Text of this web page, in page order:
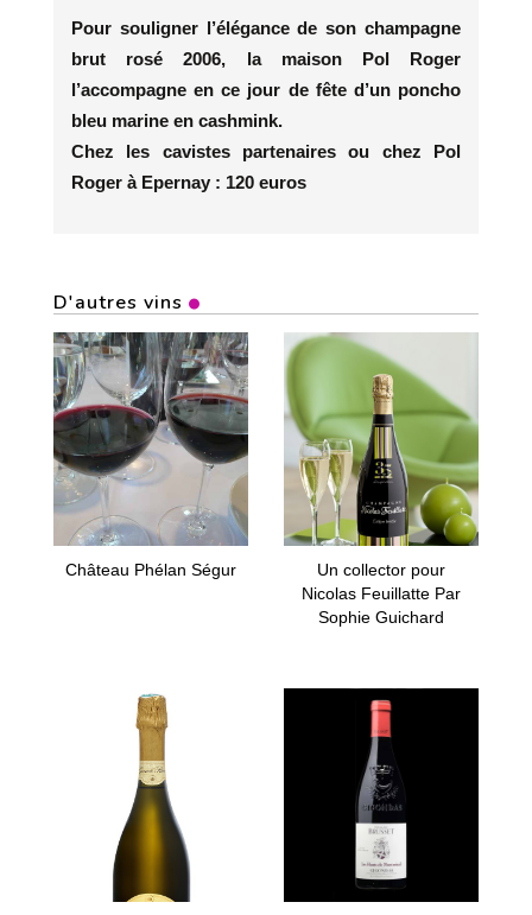
Pour souligner l’élégance de son champagne
brut rosé 2006, la maison Pol Roger
l’accompagne en ce jour de fête d’un poncho
bleu marine en cashmink.
Chez les cavistes partenaires ou chez Pol
Roger à Epernay : 120 euros
D'autres vins
Château Phélan Ségur
Un collector pour
Nicolas Feuillatte Par
Sophie Guichard